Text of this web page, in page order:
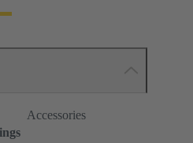
Accessories